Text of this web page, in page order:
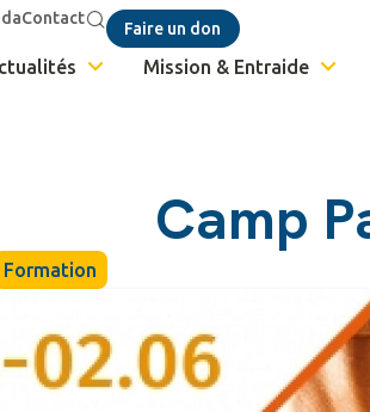
Contact
Faire un don
Mission & Entraide
Camp
Formation